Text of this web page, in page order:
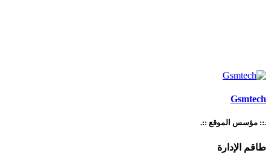
Gsmtech
.:: مؤسس الموقع ::.
طاقم الإدارة